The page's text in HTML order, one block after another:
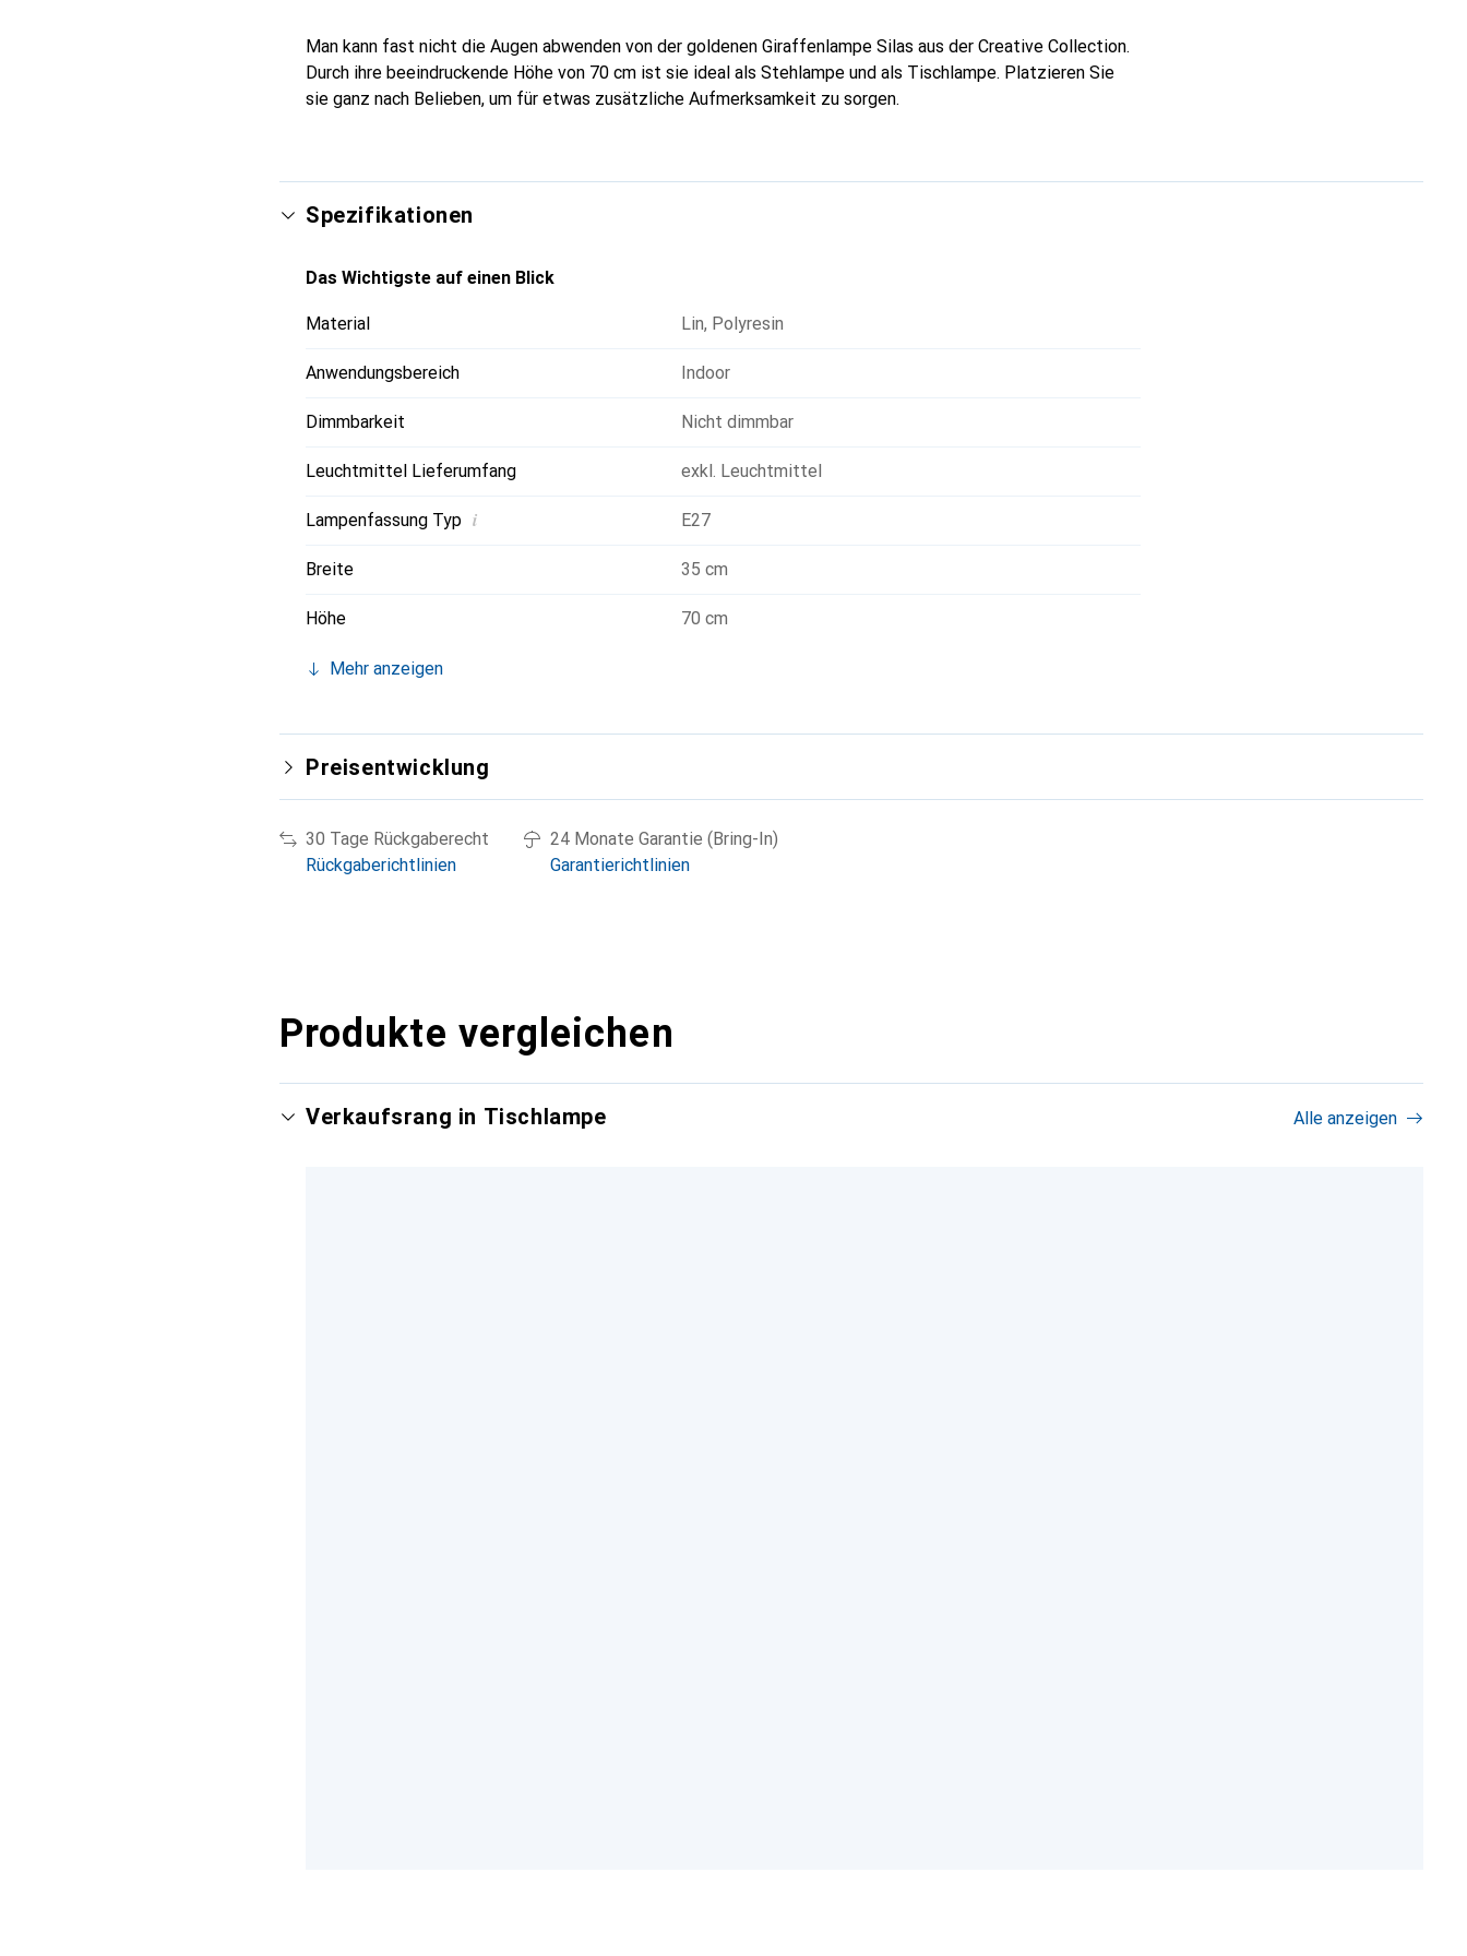
Man kann fast nicht die Augen abwenden von der goldenen Giraffenlampe Silas aus der Creative Collection.
Durch ihre beeindruckende Höhe von 70 cm ist sie ideal als Stehlampe und als Tischlampe. Platzieren Sie
sie ganz nach Belieben, um für etwas zusätzliche Aufmerksamkeit zu sorgen.
Spezifikationen
Das Wichtigste auf einen Blick
Material Lin, Polyresin
Anwendungsbereich Indoor
Dimmbarkeit Nicht dimmbar
Leuchtmittel Lieferumfang exkl. Leuchtmittel
Lampenfassung Typ i E27
Breite 35 cm
Höhe 70 cm
Mehr anzeigen
Preisentwicklung
30 Tage Rückgaberecht
Rückgaberichtlinien
24 Monate Garantie (Bring-In)
Garantierichtlinien
Produkte vergleichen
Verkaufsrang in Tischlampe Alle anzeigen